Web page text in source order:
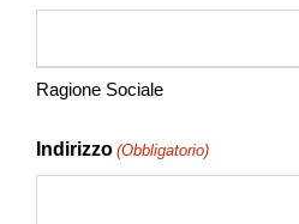
Ragione Sociale
Indirizzo (Obbligatorio)